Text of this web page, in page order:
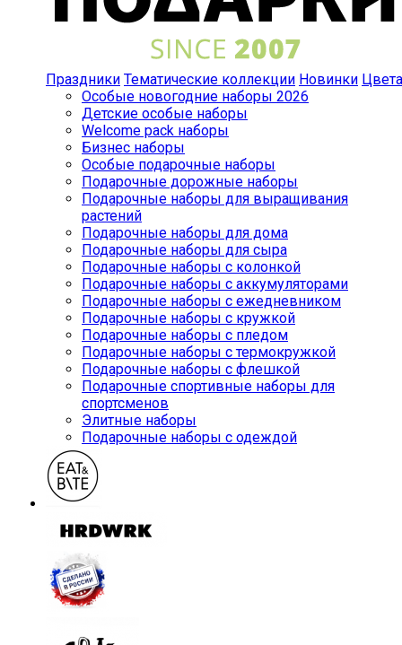
Праздники Тематические коллекции Новинки Цвета
Особые новогодние наборы 2026
Детские особые наборы
Welcome pack наборы
Бизнес наборы
Особые подарочные наборы
Подарочные дорожные наборы
Подарочные наборы для выращивания
растений
Подарочные наборы для дома
Подарочные наборы для сыра
Подарочные наборы с колонкой
Подарочные наборы с аккумуляторами
Подарочные наборы с ежедневником
Подарочные наборы с кружкой
Подарочные наборы с пледом
Подарочные наборы с термокружкой
Подарочные наборы с флешкой
Подарочные спортивные наборы для
спортсменов
Элитные наборы
Подарочные наборы с одеждой